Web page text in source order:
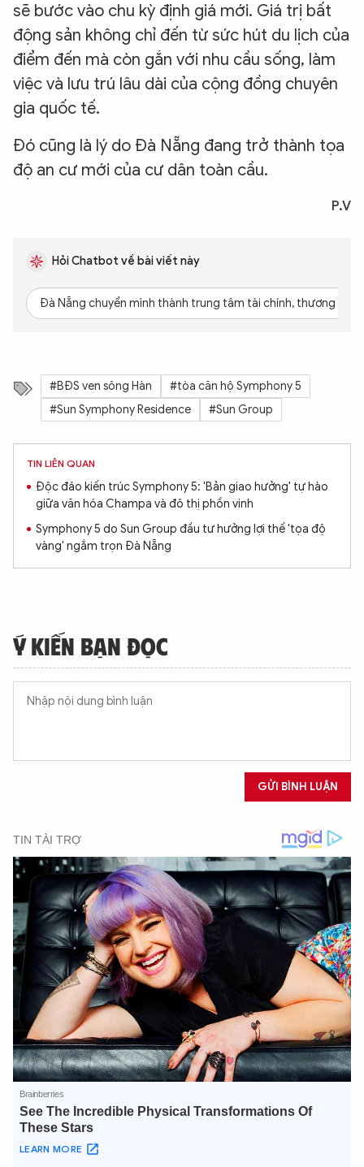
sẽ bước vào chu kỳ định giá mới. Giá trị bất
động sản không chỉ đến từ sức hút du lịch của
điểm đến mà còn gắn với nhu cầu sống, làm
việc và lưu trú lâu dài của cộng đồng chuyên
gia quốc tế.
Đó cũng là lý do Đà Nẵng đang trở thành tọa
độ an cư mới của cư dân toàn cầu.
P.V
Hỏi Chatbot về bài viết này
Đà Nẵng chuyển mình thành trung tâm tài chính, thương mại
#BĐS ven sông Hàn
#tòa căn hộ Symphony 5
#Sun Symphony Residence
#Sun Group
TIN LIÊN QUAN
Độc đáo kiến trúc Symphony 5: 'Bản giao hưởng' tự hào
giữa văn hóa Champa và đô thị phồn vinh
Symphony 5 do Sun Group đầu tư hưởng lợi thế 'tọa độ
vàng' ngắm trọn Đà Nẵng
Ý KIẾN BẠN ĐỌC
GỬI BÌNH LUẬN